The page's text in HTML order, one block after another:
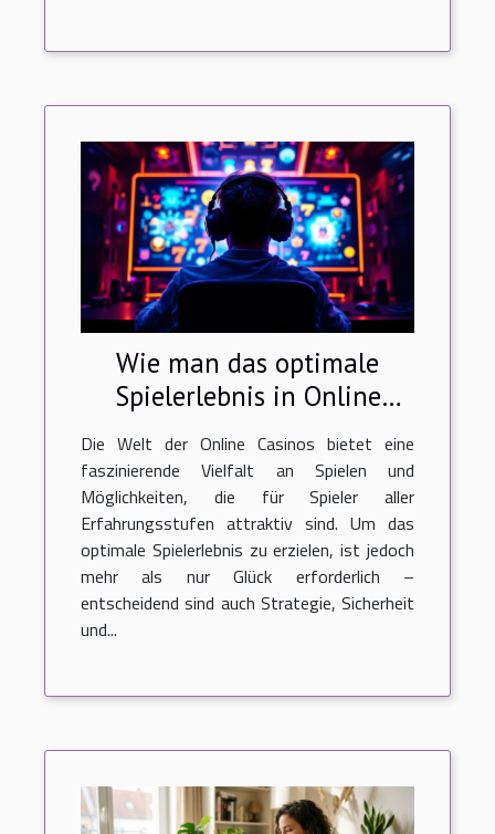
Wie man das optimale
Spielerlebnis in Online
Casinos sicherstellt
Die Welt der Online Casinos bietet eine
faszinierende Vielfalt an Spielen und
Möglichkeiten, die für Spieler aller
Erfahrungsstufen attraktiv sind. Um das
optimale Spielerlebnis zu erzielen, ist jedoch
mehr als nur Glück erforderlich –
entscheidend sind auch Strategie, Sicherheit
und...